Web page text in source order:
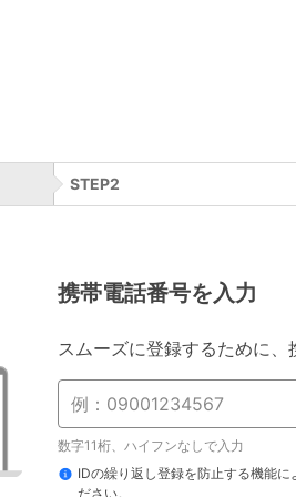
STEP2
携帯電話番号を入力
スムーズに登録するために、
数字11桁、ハイフンなしで入力
IDの繰り返し登録を防止する機能
ださい。